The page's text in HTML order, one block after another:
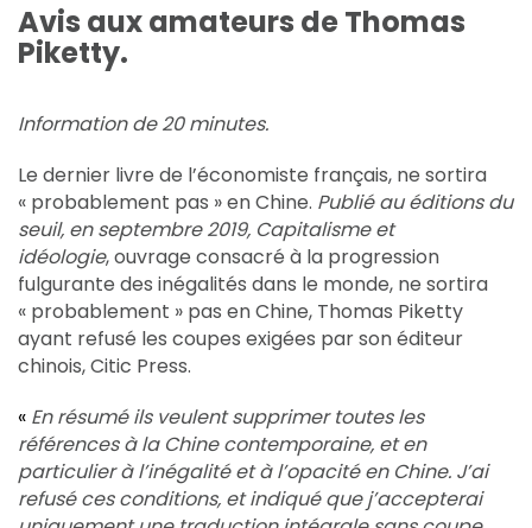
Avis aux amateurs de Thomas
Piketty.
Information de 20 minutes.
Le dernier livre de l’économiste français, ne sortira
« probablement pas » en Chine. Publié au éditions du
seuil, en septembre 2019, Capitalisme et
idéologie, ouvrage consacré à la progression
fulgurante des inégalités dans le monde, ne sortira
« probablement » pas enChine, Thomas Piketty
ayant refusé les coupes exigées par son éditeur
chinois, Citic Press.
« En résumé ils veulent supprimer toutes les
références à la Chine contemporaine, et en
particulier à l’inégalité et à l’opacité en Chine. J’ai
refusé ces conditions, et indiqué que j’accepterai